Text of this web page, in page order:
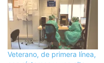
Veterano, de primera línea,